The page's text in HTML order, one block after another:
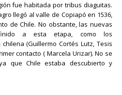
fue habitada por tribus diaguitas.
llegó al valle de Copiapó en 1536,
de Chile. No obstante, las nuevas
a esta etapa, como los
(Guillermo Cortés Lutz, Tesis
contacto ( Marcela Urizar). No se
que Chile estaba descubierto y